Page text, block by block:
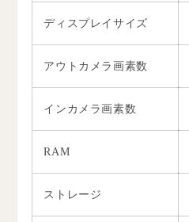
ディスプレイサイズ
アウトカメラ画素数
インカメラ画素数
RAM
ストレージ